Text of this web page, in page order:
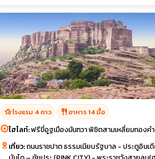
มี.ค. 70
เม.ย. 70 sunny
10-18
hotel_classโรงแรม 4 ดาว restaurant อาหาร 14 มื้อ
ไฮไลท์:ฟรีขี่อูฐเมืองมันฑวา พิชิตสามเหลี่ยมทองค
เที่ยว:ถนนราชปาต ธรรมเนียบรัฐบาล - ประตูอิน